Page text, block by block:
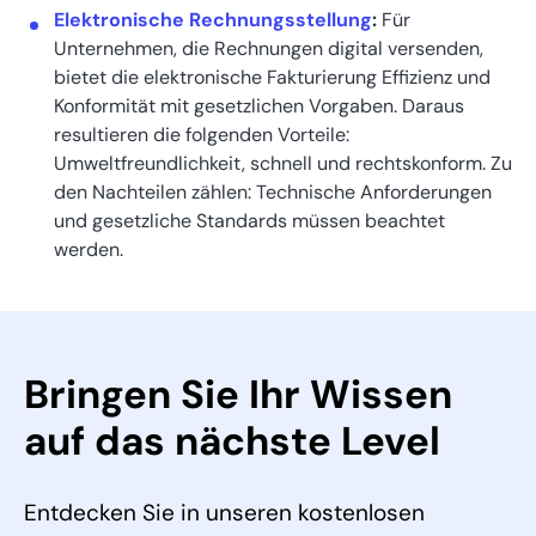
Elektronische Rechnungsstellung: Für
Unternehmen, die Rechnungen digital versenden,
bietet die elektronische Fakturierung Effizienz und
Konformität mit gesetzlichen Vorgaben. Daraus
resultieren die folgenden Vorteile:
Umweltfreundlichkeit, schnell und rechtskonform. Zu
den Nachteilen zählen: Technische Anforderungen
und gesetzliche Standards müssen beachtet
werden.
Bringen Sie Ihr Wissen
auf das nächste Level
Entdecken Sie in unseren kostenlosen